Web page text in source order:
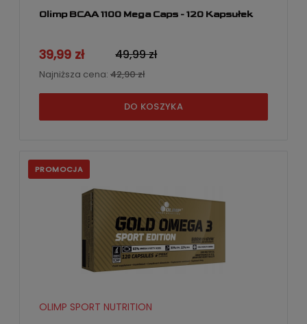
Olimp BCAA 1100 Mega Caps - 120 Kapsułek
39,99 zł 49,99 zł
Najniższa cena: 42,90 zł
DO KOSZYKA
OLIMP SPORT NUTRITION
PROMOCJA